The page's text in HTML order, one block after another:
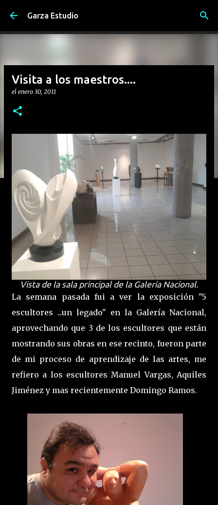
Ir al contenido principal
Garza Estudio
Visita a los maestros....
el enero 30, 2011
Vista de la sala principal de la Galería Nacional.
La semana pasada fui a ver la exposición "5
escultores ...un legado" en la Galería Nacional,
aprovechando que 3 de los escultores que están
mostrando sus obras en ese recinto, fueron parte
de mi proceso de aprendizaje de las artes, me
refiero a los escultores Manuel Vargas, Aquiles
Jiménez y mas recientemente Domingo Ramos.